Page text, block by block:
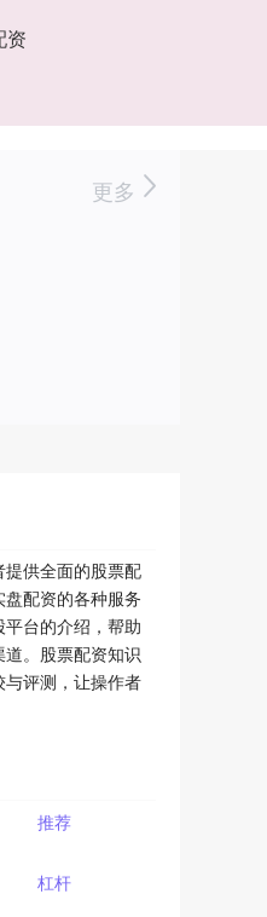
资
更多
供全面的股票配
配资的各种服务
台的介绍，帮助
。股票配资知识
评测，让操作者
推荐
杠杆